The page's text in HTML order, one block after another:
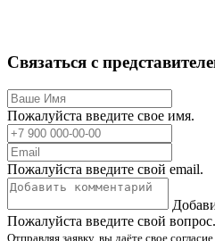
Связаться с
Пожалуйста введите свое имя.
Пожалуйста введите свой email.
Пожалуйста введите свой вопрос.
Отправляя заявку, вы даёте свое